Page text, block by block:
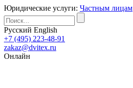
Юридические услуги: Частным лицам
Русский English
+7 (495) 223-48-91
zakaz@dvitex.ru
Онлайн